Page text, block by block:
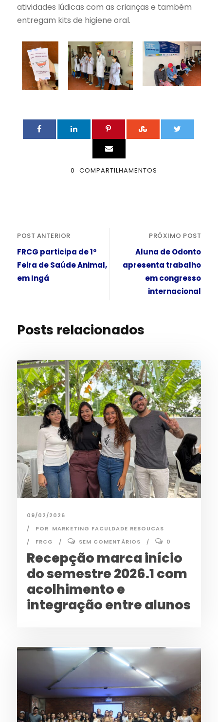
atividades lúdicas com as crianças e também
entregam kits de higiene oral.
0 COMPARTILHAMENTOS
POST ANTERIOR
FRCG participa de 1º
Feira de Saúde Animal,
em Ingá
PRÓXIMO POST
Aluna de Odonto
apresenta trabalho
em congresso
internacional
Posts relacionados
09/02/2026
POR MARKETING FACULDADE REBOUCAS
FRCG
SEM COMENTÁRIOS 0
Recepção marca início
do semestre 2026.1 com
acolhimento e
integração entre alunos